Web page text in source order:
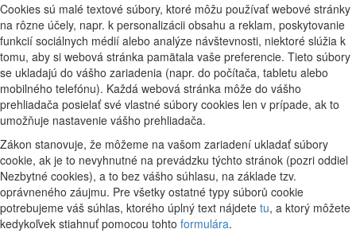
Cookies sú malé textové súbory, ktoré môžu používať webové stránky
na rôzne účely, napr. k personalizácii obsahu a reklam, poskytovanie
funkcií sociálnych médií alebo analýze návštevnosti, niektoré slúžia k
tomu, aby si webová stránka pamätala vaše preferencie. Tieto súbory
se ukladajú do vášho zariadenia (napr. do počítača, tabletu alebo
mobilného telefónu). Každá webová stránka môže do vášho
prehliadača posielať své vlastné súbory cookies len v prípade, ak to
umožňuje nastavenie vášho prehliadača.
Zákon stanovuje, že môžeme na vašom zariadení ukladať súbory
cookie, ak je to nevyhnutné na prevádzku týchto stránok (pozri oddiel
Nezbytné cookies), a to bez vášho súhlasu, na základe tzv.
oprávneného záujmu. Pre všetky ostatné typy súborů cookie
potrebujeme váš súhlas, ktorého úplný text nájdete tu, a ktorý môžete
kedykoľvek stiahnuť pomocou tohto formulára.